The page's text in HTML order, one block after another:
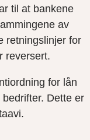
til at bankene
av
retningslinjer for
reversert.
for lån
Dette er